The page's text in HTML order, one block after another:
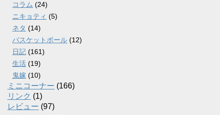
コラム (24)
ニキョティ (5)
ネタ (14)
バスケットボール (12)
日記 (161)
生活 (19)
鬼嫁 (10)
ミニコーナー (166)
リンク (1)
レビュー (97)